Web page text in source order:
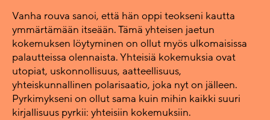
Vanha rouva sanoi, että hän oppi teokseni kautta
ymmärtämään itseään. Tämä yhteisen jaetun
kokemuksen löytyminen on ollut myös ulkomaisissa
palautteissa olennaista. Yhteisiä kokemuksia ovat
utopiat, uskonnollisuus, aatteellisuus,
yhteiskunnallinen polarisaatio, joka nyt on jälleen.
Pyrkimykseni on ollut sama kuin mihin kaikki suuri
kirjallisuus pyrkii: yhteisiin kokemuksiin.